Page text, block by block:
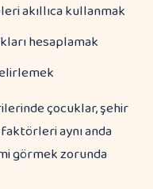
akıllıca kullanmak
hesaplamak
çocuklar, şehir
aynı anda
görmek zorunda